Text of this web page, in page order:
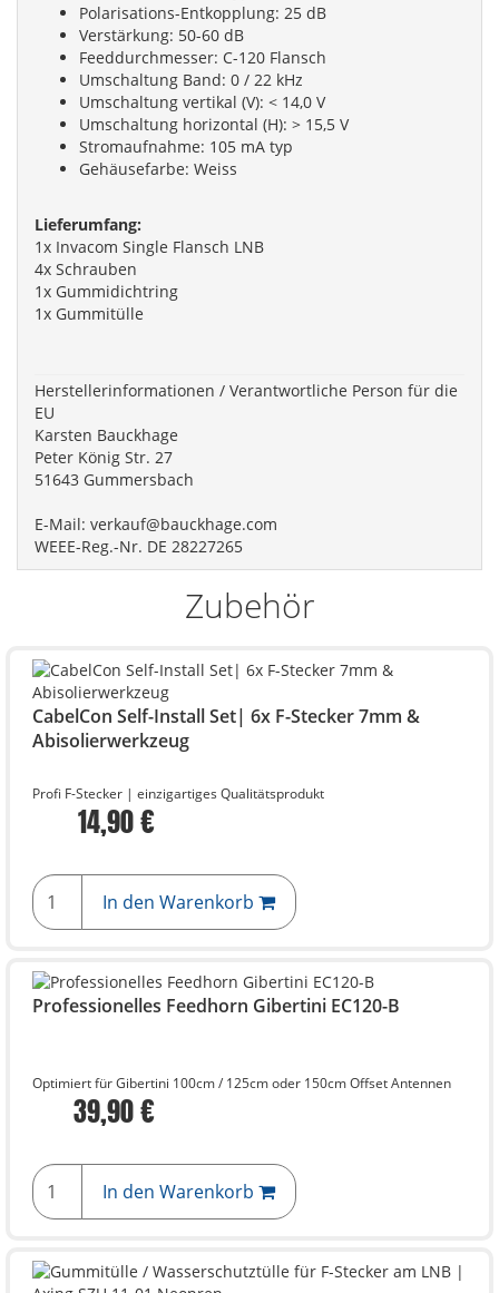
Polarisations-Entkopplung: 25 dB
Verstärkung: 50-60 dB
Feeddurchmesser: C-120 Flansch
Umschaltung Band: 0 / 22 kHz
Umschaltung vertikal (V): < 14,0 V
Umschaltung horizontal (H): > 15,5 V
Stromaufnahme: 105 mA typ
Gehäusefarbe: Weiss
Lieferumfang:
1x Invacom Single Flansch LNB
4x Schrauben
1x Gummidichtring
1x Gummitülle
Herstellerinformationen / Verantwortliche Person für die
EU
Karsten Bauckhage
Peter König Str. 27
51643 Gummersbach
E-Mail: verkauf@bauckhage.com
WEEE-Reg.-Nr. DE 28227265
Zubehör
CabelCon Self-Install Set| 6x F-Stecker 7mm &
Abisolierwerkzeug
Profi F-Stecker | einzigartiges Qualitätsprodukt
14,90 €
In den Warenkorb
Professionelles Feedhorn Gibertini EC120-B
Optimiert für Gibertini 100cm / 125cm oder 150cm Offset Antennen
39,90 €
In den Warenkorb